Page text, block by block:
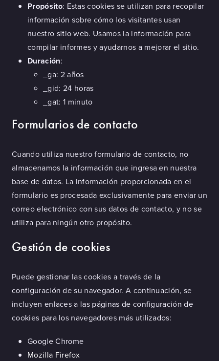
Propósito: Estas cookies se utilizan para recopilar
información sobre cómo los visitantes usan
nuestro sitio web. Usamos la información para
compilar informes y ayudarnos a mejorar el sitio.
Duración:
_ga: 2 años
_gid: 24 horas
_gat: 1 minuto
Formularios de contacto
Cuando utiliza nuestro formulario de contacto, no
almacenamos la información que ingresa en nuestra
base de datos. La información proporcionada en el
formulario es procesada exclusivamente para enviar un
correo electrónico con sus datos de contacto, y no se
utiliza para ningún otro propósito.
Gestión de cookies
Puede gestionar las cookies a través de la
configuración de su navegador. A continuación, se
incluyen enlaces a las páginas de configuración de
cookies para los navegadores más utilizados:
Google Chrome
Mozilla Firefox